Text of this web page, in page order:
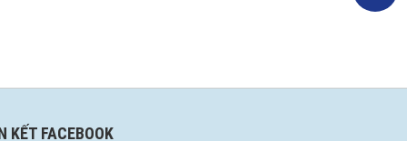
KẾT FACEBOOK